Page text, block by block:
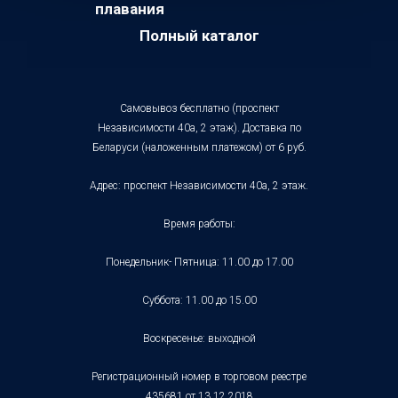
плавания
Полный каталог
Самовывоз бесплатно (проспект
Независимости 40а, 2 этаж). Доставка по
Беларуси (наложенным платежом) от 6 руб.
Адрес: проспект Независимости 40а, 2 этаж.
Время работы:
Понедельник- Пятница: 11.00 до 17.00
Суббота: 11.00 до 15.00
Воскресенье: выходной
Регистрационный номер в торговом реестре